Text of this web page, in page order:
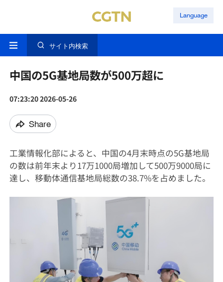
Language
サイト内検索
中国の5G基地局数が500万超に
07:23:20 2026-05-26
Share
工業情報化部によると、中国の4月末時点の5G基地局
の数は前年末より17万1000局増加して500万9000局に
達し、移動体通信基地局総数の38.7%を占めました。